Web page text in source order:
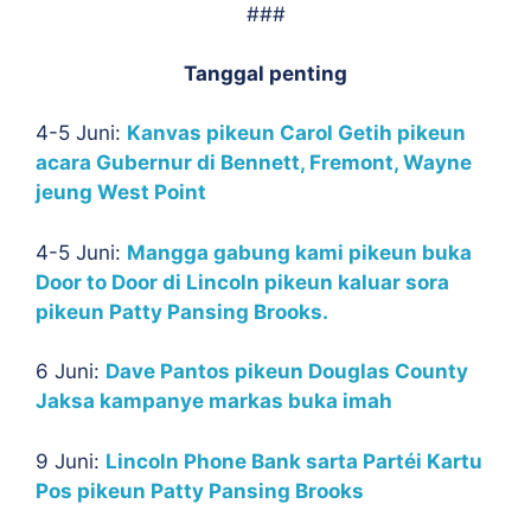
###
Tanggal penting
4-5 Juni: Kanvas pikeun Carol Getih pikeun
acara Gubernur di Bennett, Fremont, Wayne
jeung West Point
4-5 Juni: Mangga gabung kami pikeun buka
Door to Door di Lincoln pikeun kaluar sora
pikeun Patty Pansing Brooks.
6 Juni: Dave Pantos pikeun Douglas County
Jaksa kampanye markas buka imah
9 Juni: Lincoln Phone Bank sarta Partéi Kartu
Pos pikeun Patty Pansing Brooks